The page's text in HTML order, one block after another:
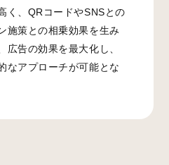
く、QRコードやSNSとの
施策との相乗効果を生み
広告の効果を最大化し、
なアプローチが可能とな